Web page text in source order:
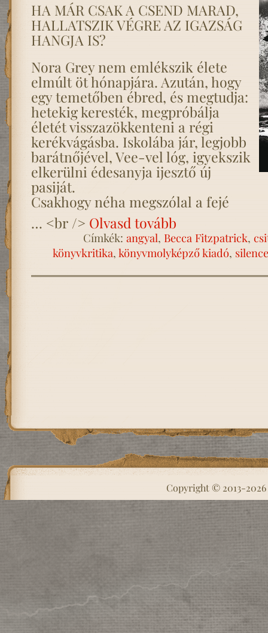
HA MÁR CSAK A CSEND MARAD,
HALLATSZIK VÉGRE AZ IGAZSÁG
HANGJA IS?
Nora Grey nem emlékszik élete
elmúlt öt hónapjára. Azután, hogy
egy temetőben ébred, és megtudja:
hetekig keresték, megpróbálja
életét visszazökkenteni a régi
kerékvágásba. Iskolába jár, legjobb
barátnőjével, Vee-vel lóg, igyekszik
elkerülni édesanyja ijesztő új
pasiját.
Csakhogy néha megszólal a fejé
… <br /> Olvasd tovább
Címkék: angyal, Becca Fitzpatrick,
könyvkritika, könyvmolyképző kiadó, silence
Copyright © 2013-2026